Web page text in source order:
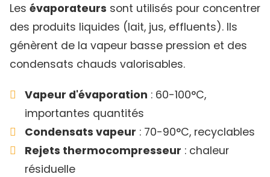
Les évaporateurs sont utilisés pour concentrer
des produits liquides (lait, jus, effluents). Ils
génèrent de la vapeur basse pression et des
condensats chauds valorisables.
Vapeur d'évaporation : 60-100°C,
importantes quantités
Condensats vapeur : 70-90°C, recyclables
Rejets thermocompresseur : chaleur
résiduelle